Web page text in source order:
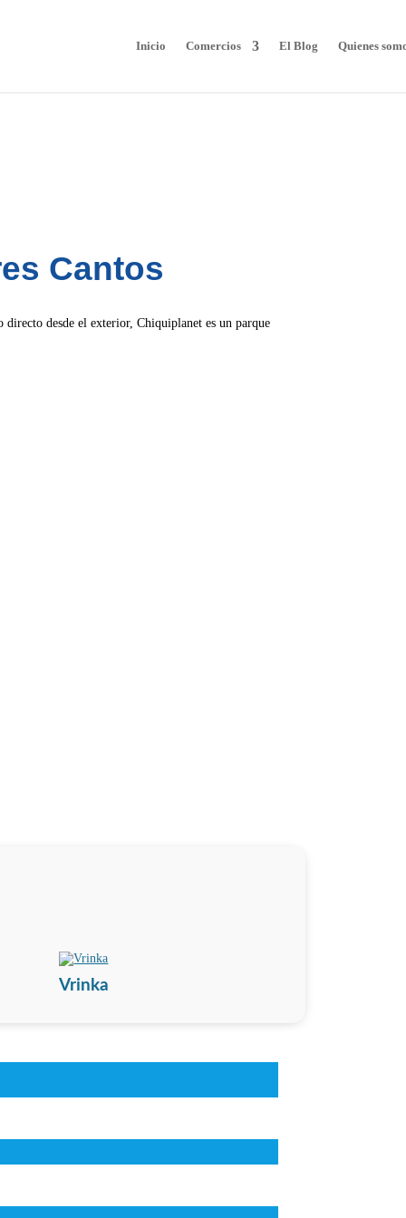
Inicio Comercios El Blog Quienes
Cantos
desde el exterior, Chiquiplanet es un parque
Vrinka